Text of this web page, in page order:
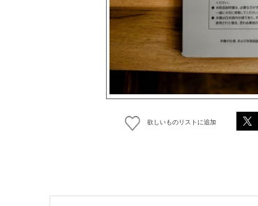
欲しいものリストに追加